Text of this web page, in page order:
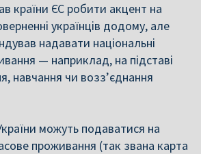
країни ЄС робити акцент на
українців додому, але
надавати національні
— наприклад, на підставі
навчання чи возз’єднання
можуть подаватися на
проживання (так звана карта